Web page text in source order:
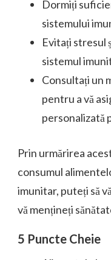
Dormiți
sistemului
Evitați stresul
sistemul
Consultați un
pentru a vă
personalizată
Prin urmărirea
consumul
imunitar, puteți să
vă mențineți
5 Puncte Cheie